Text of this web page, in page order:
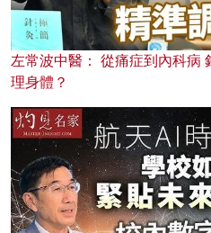
左常波中醫： 從痛症到內科病
理身體？